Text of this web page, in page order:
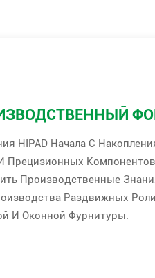
HIPAD Начала С
Прецизионных
Производственные
Раздвижных
И Оконной Фурнитуры.